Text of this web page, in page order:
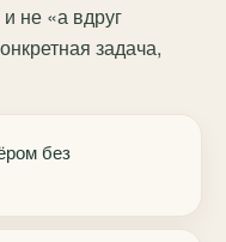
не «а вдруг
задача,
без